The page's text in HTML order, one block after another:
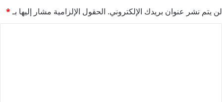
لن يتم نشر عنوان بريدك الإلكتروني. الحقول الإلزامية مشار إليها بـ*